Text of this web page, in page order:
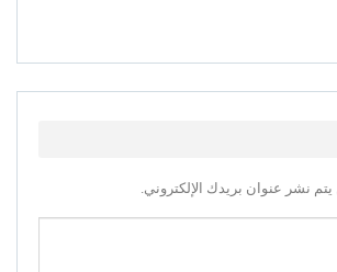
يتم نشر عنوان بريدك الإلكتروني.